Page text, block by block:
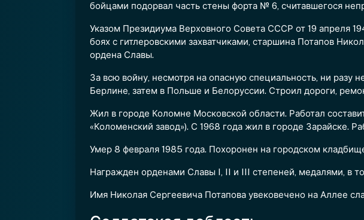
бойцами подорвал часть стены форта № 6, считавшегося
Указом Президиума Верховного Совета СССР от 19 апреля
боях с гитлеровскими захватчиками, старшина Потапов
ордена Славы.
За всю войну, несмотря на опасную специальность, ни
Берлине, затем в Польше и Белоруссии. Строил дороги,
Жил в городе Коломне Московской области. Работал
«Коломенский завод»). С 1968 года жил в городе Зарайске.
Умер 8 февраля 1985 года. Похоронен на городском
Награжден орденами Славы I, II и III степеней, медалями, в
Имя Николая Сергеевича Потапова увековечено на Аллее